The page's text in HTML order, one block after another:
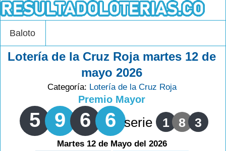
Baloto
Lotería de la Cruz Roja martes 12 de
mayo 2026
Categoría: Lotería de la Cruz Roja
Premio Mayor
5 9 6 6 serie 1 8 3
Martes 12 de Mayo del 2026